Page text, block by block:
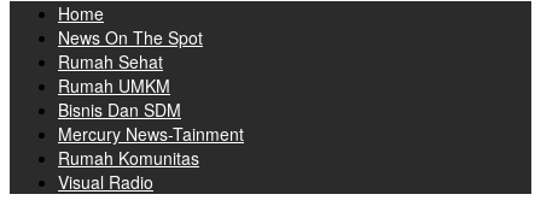
Home
News On The Spot
Rumah Sehat
Rumah UMKM
Bisnis Dan SDM
Mercury News-Tainment
Rumah Komunitas
Visual Radio